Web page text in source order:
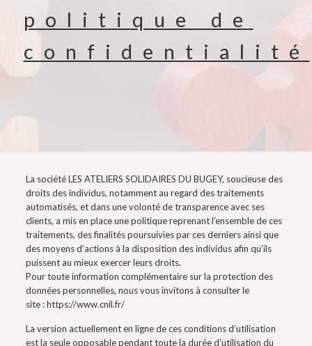
politique de
confidentialité
La société LES ATELIERS SOLIDAIRES DU BUGEY, soucieuse des
droits des individus, notamment au regard des traitements
automatisés, et dans une volonté de transparence avec ses
clients, a mis en place une politique reprenant l’ensemble de ces
traitements, des finalités poursuivies par ces derniers ainsi que
des moyens d’actions à la disposition des individus afin qu’ils
puissent au mieux exercer leurs droits.
Pour toute information complémentaire sur la protection des
données personnelles, nous vous invitons à consulter le
site : https://www.cnil.fr/
La version actuellement en ligne de ces conditions d’utilisation
est la seule opposable pendant toute la durée d’utilisation du